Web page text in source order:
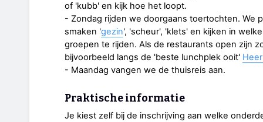
of 'kubb' en kijk hoe het loopt.
- Zondag rijden we doorgaans toertochten. We
smaken 'gezin', 'scheur', 'klets' en kijken in
groepen te rijden. Als de restaurants open zijn
bijvoorbeeld langs de 'beste lunchplek ooit'
- Maandag vangen we de thuisreis aan.
Praktische informatie
Je kiest zelf bij de inschrijving aan welke